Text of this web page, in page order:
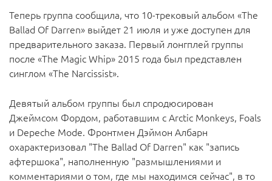
Теперь группа сообщила, что 10-трековый альбом «The
Ballad Of Darren» выйдет 21 июля и уже доступен для
предварительного заказа. Первый лонгплей группы
после «The Magic Whip» 2015 года был представлен
синглом «The Narcissist».
Девятый альбом группы был спродюсирован
Джеймсом Фордом, работавшим с Arctic Monkeys, Foals
и Depeche Mode. Фронтмен Дэймон Албарн
охарактеризовал "The Ballad Of Darren" как "запись
афтершока", наполненную "размышлениями и
комментариями о том, где мы находимся сейчас", в то